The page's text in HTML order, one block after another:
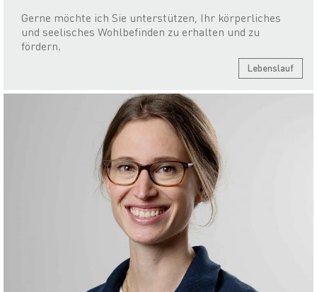
Gerne möchte ich Sie unterstützen, Ihr körperliches
und seelisches Wohlbefinden zu erhalten und zu
fördern.
Lebenslauf